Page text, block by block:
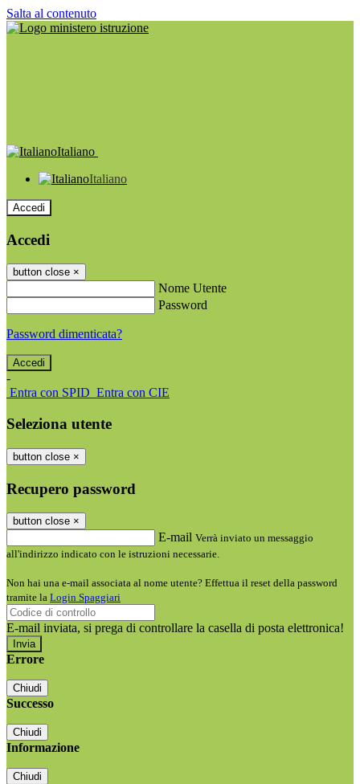
Salta al contenuto
Italiano
Italiano
Accedi
Accedi
button close ×
Nome Utente
Password
Password dimenticata?
-
Entra con SPID Entra con CIE
Seleziona utente
button close ×
Recupero password
button close ×
E-mail Verrà inviato un messaggio
all'indirizzo indicato con le istruzioni necessarie.
Non hai una e-mail associata al nome utente? Effettua il reset della password
tramite la Login Spaggiari
E-mail inviata, si prega di controllare la casella di posta elettronica!
Errore
Chiudi
Successo
Chiudi
Informazione
Chiudi